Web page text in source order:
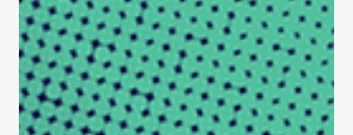
venez à la rencontre des personnes finissantes à l'été 2026
(cohorte d'hiver 2026) de la maîtrise professionnelle en
informatique – intelligence artificielle offerte à la Faculté
des sciences et de génie de l’Université Laval. Une riche
occasion de d